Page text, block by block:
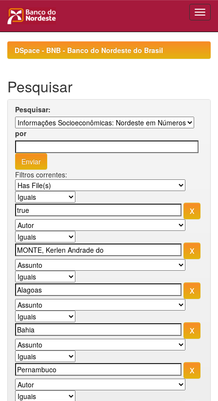
navigationDSpace - BNB - Banco do Nordeste do Brasil
Pesquisar
Pesquisar:
por
Filtros correntes: